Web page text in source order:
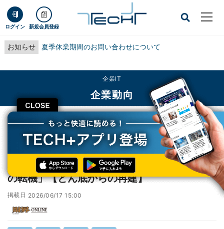
ログイン 新規会員登録
お知らせ 夏季休業期間のお問い合わせについて
CLOSE
企業IT
企業動向
TECH+ 企業IT
企業動向
安田雄太・アライブメディケア社長の 「人生の転機」【どん底からの再建】
安田雄太・アライブメディケア社長の 「人生
の転機」【どん底からの再建】
掲載日 2026/06/17 15:00